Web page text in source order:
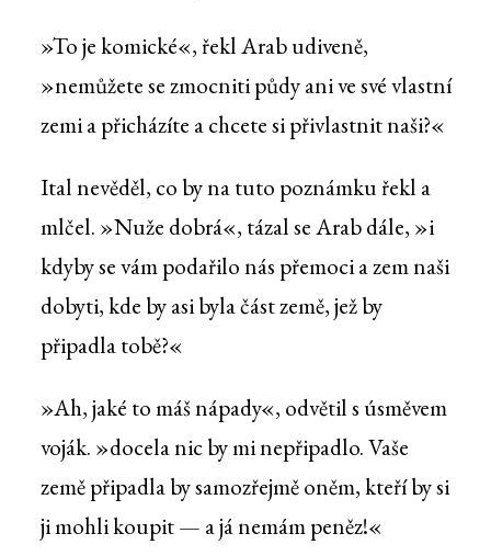
»To je komické«, řekl Arab udiveně,
»nemůžete se zmocniti půdy ani ve své vlastní
zemi a přicházíte a chcete si přivlastnit naši?«
Ital nevěděl, co by na tuto poznámku řekl a
mlčel. »Nuže dobrá«, tázal se Arab dále, »i
kdyby se vám podařilo nás přemoci a zem naši
dobyti, kde by asi byla část země, jež by
připadla tobě?«
»Ah, jaké to máš nápady«, odvětil s úsměvem
voják. »docela nic by mi nepřipadlo. Vaše
země připadla by samozřejmě oněm, kteří by si
ji mohli koupit — a já nemám peněz!«